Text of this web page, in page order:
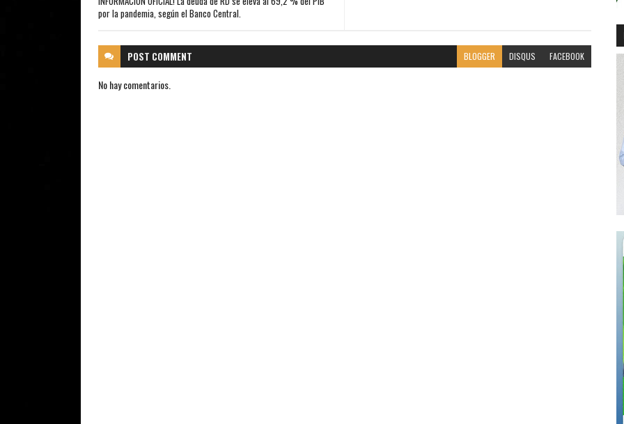
por la pandemia, según el Banco Central.
POST COMMENT BLOGGER DISQUS FACEBOOK
No hay comentarios.